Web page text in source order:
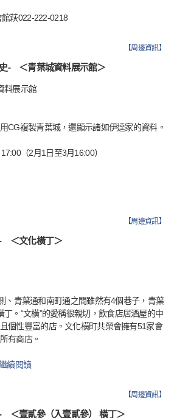
萩022-222-0218
【周邊資訊】
- ＜青葉城資料展示館＞
料展示館
CG複製青葉城，還顯示諸如伊達家的資料。
（2月1日至3月16:00）
【周邊資訊】
＜文化橫丁＞
、青葉通和南町通之間雖然有4個巷子，青葉
。“文橫”的愛稱很親切，飲食店居酒屋的中
個性豐富的店。文化橫町共榮會擁有51家會
有商店。
續閱讀
【周邊資訊】
＜壹貳參（入壹貳參） 橫丁＞